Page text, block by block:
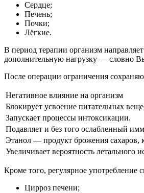
Сердце;
Печень;
Почки;
Лёгкие.
В период терапии организм
дополнительную нагрузку — словно
После операции ограничения
Негативное влияние на организм
Блокирует усвоение питательных
Запускает процессы интоксикации.
Подавляет и без того ослабленный
Этанол — продукт брожения сахаров,
Увеличивает вероятность летального
Кроме того, регулярное употребление
Цирроз печени;